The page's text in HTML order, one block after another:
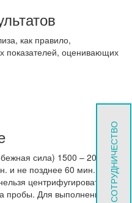
как правило,
показателей, оценивающих
сила) 1500 – 2000 g в
и не позднее 60 мин. после
центрифугировать
пробы. Для выполнения
СОТРУДНИЧЕСТВО